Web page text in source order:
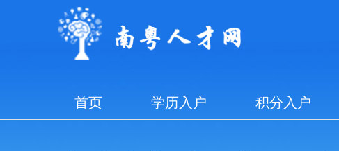
首页 学历入户 积分入户